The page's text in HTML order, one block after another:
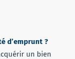
d’emprunt ?
un bien